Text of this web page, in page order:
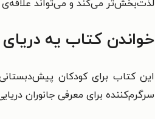
لذت‌بخش‌تر می‌کند و می‌تواند
خواندن کتاب یه
این کتاب برای کودکان
سرگرم‌کننده برای معرفی جانوران